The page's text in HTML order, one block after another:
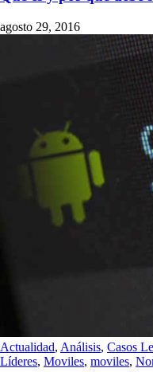
agosto 29, 2016
Actualidad, Análisis, Casos
Líderes, Moviles, moviles,